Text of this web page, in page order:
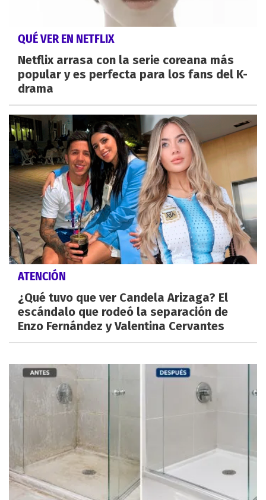
QUÉ VER EN NETFLIX
Netflix arrasa con la serie coreana más
popular y es perfecta para los fans del K-
drama
ATENCIÓN
¿Qué tuvo que ver Candela Arizaga? El
escándalo que rodeó la separación de
Enzo Fernández y Valentina Cervantes